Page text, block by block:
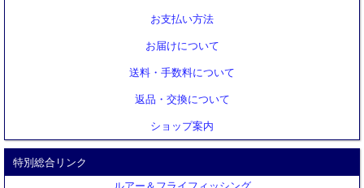
お支払い方法
お届けについて
送料・手数料について
返品・交換について
ショップ案内
特別総合リンク